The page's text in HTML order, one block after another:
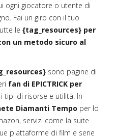
ogni giocatore o utente di
Fai un giro con il tuo
le {tag_resources} per
un metodo sicuro al
sono pagine di
fan di EPICTRICK per
tipi di risorse e utilità. In
Diamanti Tempo per lo
servizi come la suite
piattaforme di film e serie